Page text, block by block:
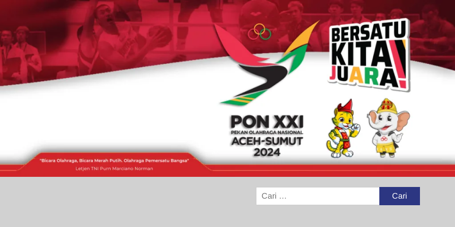
Cari
untuk: